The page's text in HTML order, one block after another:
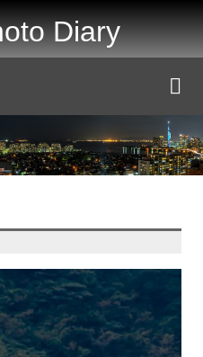
Diary